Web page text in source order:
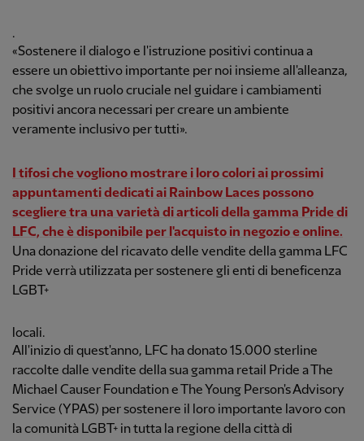
.
«Sostenere il dialogo e l'istruzione positivi continua a
essere un obiettivo importante per noi insieme all'alleanza,
che svolge un ruolo cruciale nel guidare i cambiamenti
positivi ancora necessari per creare un ambiente
veramente inclusivo per tutti».
I tifosi che vogliono mostrare i loro colori ai prossimi
appuntamenti dedicati ai Rainbow Laces possono
scegliere tra una varietà di articoli della gamma Pride di
LFC, che è disponibile per l'acquisto in negozio e online.
Una donazione del ricavato delle vendite della gamma LFC
Pride verrà utilizzata per sostenere gli enti di beneficenza
LGBT+
locali.
All'inizio di quest'anno, LFC ha donato 15.000 sterline
raccolte dalle vendite della sua gamma retail Pride a The
Michael Causer Foundation e The Young Person's Advisory
Service (YPAS) per sostenere il loro importante lavoro con
la comunità LGBT+ in tutta la regione della città di